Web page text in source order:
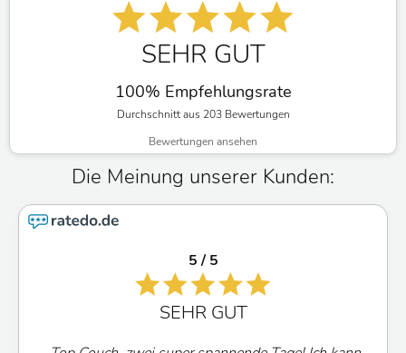
SEHR GUT
100% Empfehlungsrate
Durchschnitt aus 203 Bewertungen
Bewertungen ansehen
5 / 5
SEHR GUT